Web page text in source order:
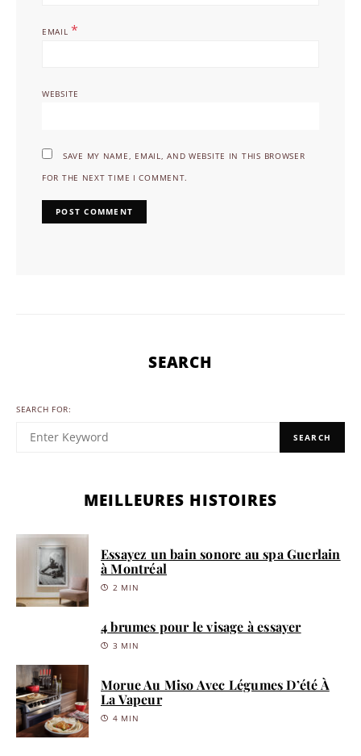
EMAIL *
WEBSITE
SAVE MY NAME, EMAIL, AND WEBSITE IN THIS BROWSER
FOR THE NEXT TIME I COMMENT.
SEARCH
SEARCH FOR:
SEARCH
MEILLEURES HISTOIRES
Essayez un bain sonore au spa Guerlain
à Montréal
2 MIN
4 brumes pour le visage à essayer
3 MIN
Morue Au Miso Avec Légumes D’été À
La Vapeur
4 MIN